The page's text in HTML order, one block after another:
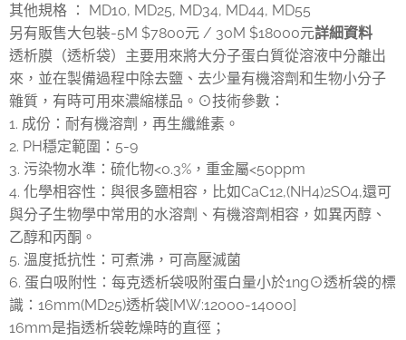
其他規格 ： MD10, MD25, MD34, MD44, MD55
另有販售大包裝-5M $7800元 / 30M $18000元詳細資料
透析膜（透析袋）主要用來將大分子蛋白質從溶液中分離出
來，並在製備過程中除去鹽、去少量有機溶劑和生物小分子
雜質，有時可用來濃縮樣品。⊙技術參數：
1. 成份：耐有機溶劑，再生纖維素。
2. PH穩定範圍：5-9
3. 污染物水準：硫化物<0.3%，重金屬<50ppm
4. 化學相容性：與很多鹽相容，比如CaC12,(NH4)2SO4,還可
與分子生物學中常用的水溶劑、有機溶劑相容，如異丙醇、
乙醇和丙酮。
5. 溫度抵抗性：可煮沸，可高壓滅菌
6. 蛋白吸附性：每克透析袋吸附蛋白量小於1ng⊙透析袋的標
識：16mm(MD25)透析袋[MW:12000-14000]
16mm是指透析袋乾燥時的直徑；